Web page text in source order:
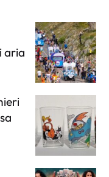
aria